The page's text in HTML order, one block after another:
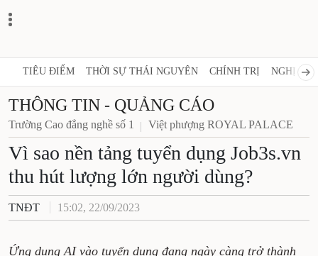
TIÊU ĐIỂM THỜI SỰ THÁI NGUYÊN CHÍNH TRỊ NGHỊ
THÔNG TIN - QUẢNG CÁO
Trường Cao đẳng nghề số 1 Việt phượng ROYAL PALACE
Vì sao nền tảng tuyển dụng Job3s.vn
thu hút lượng lớn người dùng?
TNĐT 15:02, 22/09/2023
Ứng dụng AI vào tuyển dụng đang ngày càng trở thành